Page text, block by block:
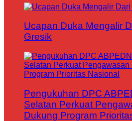
Ucapan Duka Mengalir
Gresik
Pengukuhan DPC
Selatan Perkuat
Dukung Program